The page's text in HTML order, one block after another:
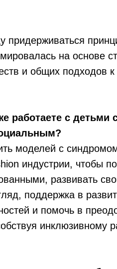
придерживаться
на основе
и общих подходов к
работаете с
моделей с
индустрии, чтобы
развивать
поддержка в
и помочь в
инклюзивному